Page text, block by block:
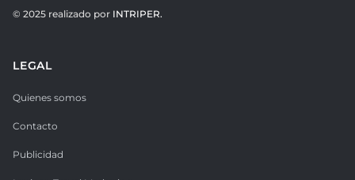
© 2025 realizado por INTRIPER.
LEGAL
Quienes somos
Contacto
Publicidad